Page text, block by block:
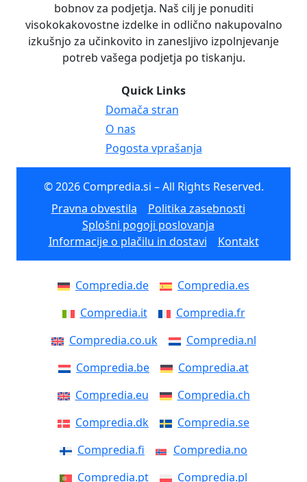
bobnov za podjetja. Naš cilj je ponuditi
visokokakovostne izdelke in odlično nakupovalno
izkušnjo za učinkovito in zanesljivo izpolnjevanje
potreb vašega podjetja po tiskanju.
Quick Links
Domača stran
O nas
Pogosta vprašanja
© 2026 Compredia.si – All Rights Reserved.
Pravna obvestila
Politika zasebnosti
Splošni pogoji poslovanja
Informacije o plačilu in dostavi
Kontakt
Compredia.de
Compredia.es
Compredia.it
Compredia.fr
Compredia.co.uk
Compredia.nl
Compredia.be
Compredia.at
Compredia.eu
Compredia.ch
Compredia.dk
Compredia.se
Compredia.fi
Compredia.no
Compredia.pt
Compredia.pl